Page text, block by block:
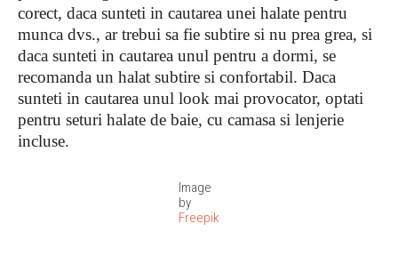
corect, daca sunteti in cautarea unei halate pentru
munca dvs., ar trebui sa fie subtire si nu prea grea, si
daca sunteti in cautarea unul pentru a dormi, se
recomanda un halat subtire si confortabil. Daca
sunteti in cautarea unul look mai provocator, optati
pentru seturi halate de baie, cu camasa si lenjerie
incluse.
Image
by
Freepik